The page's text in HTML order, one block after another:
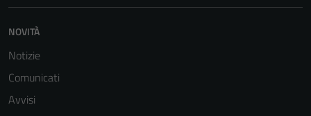
NOVITÀ
Notizie
Comunicati
Avvisi